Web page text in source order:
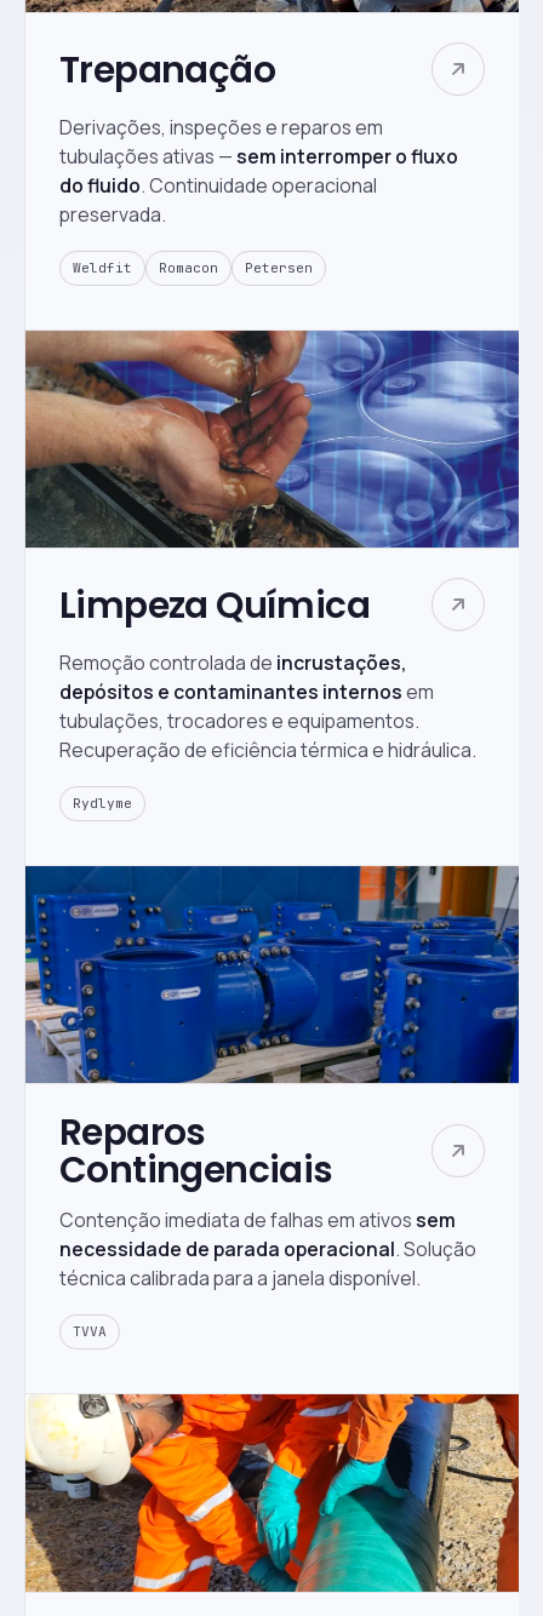
Trepanação
Derivações, inspeções e reparos em
tubulações ativas —sem interromper o fluxo
do fluido. Continuidade operacional
preservada.
Weldfit Romacon Petersen
Limpeza Química
Remoção controlada de incrustações,
depósitos e contaminantes internosem
tubulações, trocadores e equipamentos.
Recuperação de eficiência térmica e hidráulica.
Rydlyme
Reparos
Contingenciais
Contenção imediata de falhas em ativossem
necessidade de parada operacional. Solução
técnica calibrada para a janela disponível.
TVVA